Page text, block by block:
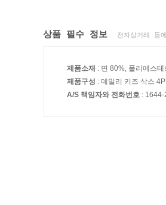
상품 필수 정보 전자상거래 등
제품소재 : 면 80%, 폴리에스
제품구성 : 데일리 키즈 삭스
A/S 책임자와 전화번호 : 1644-